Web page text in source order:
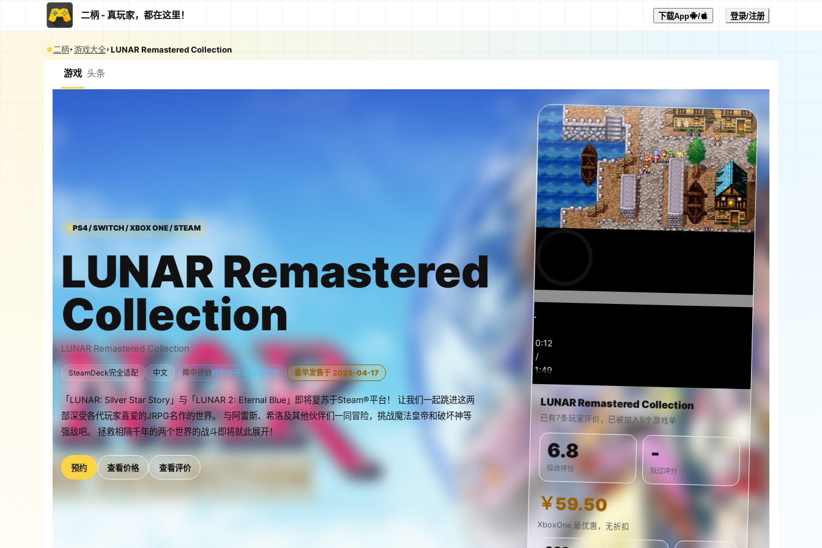
二柄 - 真玩家，都在这里！ 下载App / 登录/注册
二柄 游戏大全 LUNAR Remastered Collection
游戏 头条
PS4 / SWITCH / XBOX ONE / STEAM
LUNAR Remastered
Collection
LUNAR Remastered Collection
SteamDeck完全适配 中文 简中评价特别好评 98%好评率 最早发售于 2025-04-17
「LUNAR: Silver Star Story」与「LUNAR 2: Eternal Blue」即将复苏于Steam®平台！ 让我们一起跳进这两
部深受各代玩家喜爱的JRPG名作的世界。 与阿雷斯、希洛及其他伙伴们一同冒险，挑战魔法皇帝和破坏神等
强敌吧。 拯救相隔千年的两个世界的战斗即将就此展开！
预约 查看价格 查看评价
0:13
/
1:49
预
览
LUNAR Remastered Collection
已有7条玩家评价，已被加入5个游戏单
6.8
综合评分
-
玩过评分
￥59.50
XboxOne 最优惠，无折扣